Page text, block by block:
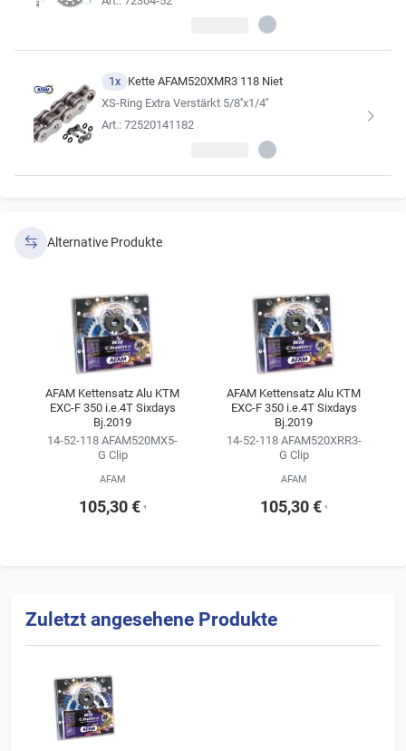
1x Kette AFAM520XMR3 118 Niet
XS-Ring Extra Verstärkt 5/8''x1/4''
Art.: 72520141182
Alternative Produkte
AFAM Kettensatz Alu KTM
EXC-F 350 i.e.4T Sixdays
Bj.2019
14-52-118 AFAM520MX5-
G Clip
AFAM
105,30 € ¹
AFAM Kettensatz Alu KTM
EXC-F 350 i.e.4T Sixdays
Bj.2019
14-52-118 AFAM520XRR3-
G Clip
AFAM
105,30 € ¹
Zuletzt angesehene Produkte